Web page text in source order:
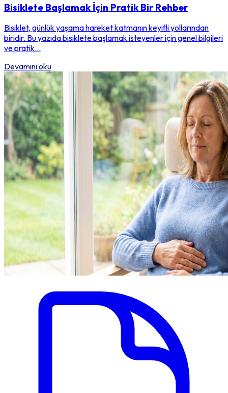
Bisiklete Başlamak İçin Pratik Bir Rehber
Bisiklet, günlük yaşama hareket katmanın keyifli yollarından
biridir. Bu yazıda bisiklete başlamak isteyenler için genel bilgileri
ve pratik...
Devamını oku